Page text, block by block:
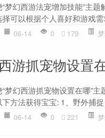
梦幻西游法宠增加技能”主
可以根据个人喜好和游戏
06-14 0 179
游抓宠物设置
梦幻西游抓宠物设置在哪”
方法获得宝宝: 1、野外捕
06-14 0 221